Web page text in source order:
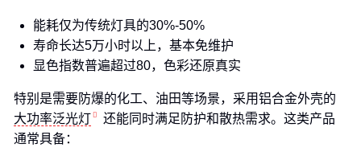
能耗仅为传统灯具的30%-50%
寿命长达5万小时以上，基本免维护
显色指数普遍超过80，色彩还原真实
特别是需要防爆的化工、油田等场景，采用铝合金外壳的
大功率泛光灯
还能同时满足防护和散热需求。这类产品
通常具备：